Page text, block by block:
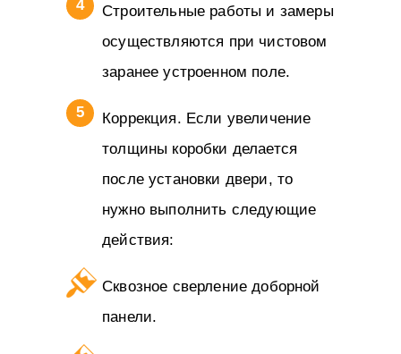
Строительные работы и замеры
осуществляются при чистовом
заранее устроенном поле.
Коррекция. Если увеличение
толщины коробки делается
после установки двери, то
нужно выполнить следующие
действия:
Сквозное сверление доборной
панели.